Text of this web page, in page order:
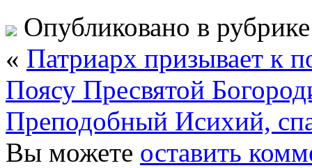
Опубликовано в
« Патриарх призывает к
Поясу Пресвятой
Преподобный Исихий,
Вы можете оставить